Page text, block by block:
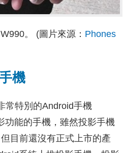
。 (圖片來源： Phones
機
常特別的Android手機
功能的手機，雖然投影手機
目前還沒有正式上市的產